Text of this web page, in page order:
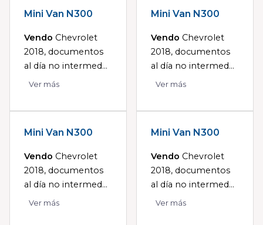
Mini Van N300
Vendo Chevrolet
2018, documentos
al día no intermed...
Ver más
Mini Van N300
Vendo Chevrolet
2018, documentos
al día no intermed...
Ver más
Mini Van N300
Vendo Chevrolet
2018, documentos
al día no intermed...
Ver más
Mini Van N300
Vendo Chevrolet
2018, documentos
al día no intermed...
Ver más